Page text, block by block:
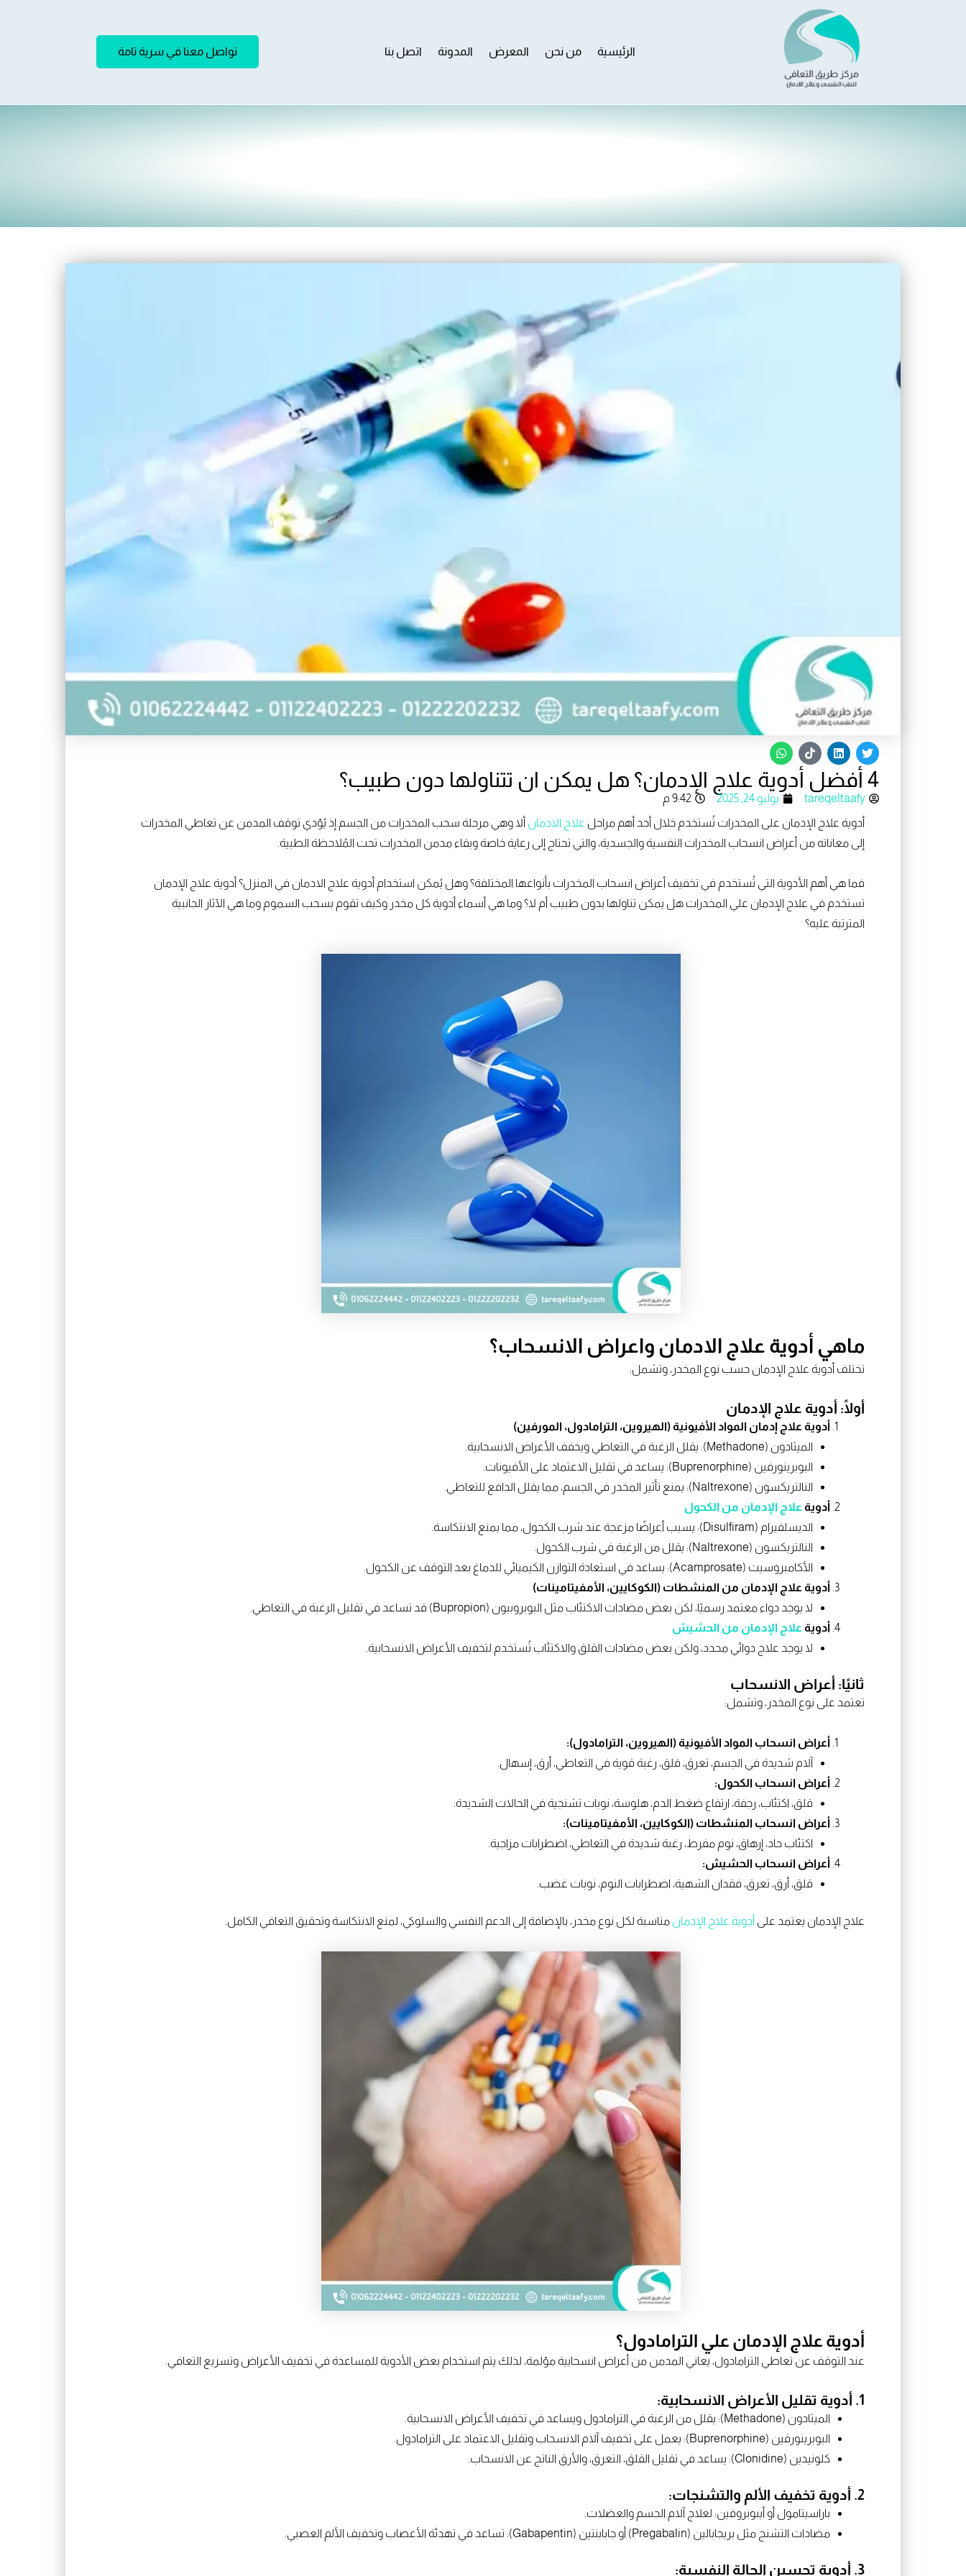
الرئيسية من نحن المعرض المدونة اتصل بنا تواصل معنا في سرية تامة
T
w
i
t
e
L
i
n
k
e
d
n
T
i
k
o
k
W
h
a
t
s
a
p
4 أفضل أدوية علاج الإدمان؟ هل يمكن ان تتناولها دون طبيب؟
tareqeltaafy يوليو 24, 2025
9:42 م
أدوية علاج الإدمان على المخدرات تُستخدم خلال أحد أهم مراحل علاج الادمان ألا وهي مرحلة سحب المخدرات من الجسم.إذ يُؤدي توقف المدمن عن تعاطي المخدرات
إلى معاناته من أعراض انسحاب المخدرات النفسية والجسدية، والتي تحتاج إلى رعاية خاصة وبقاء مدمن المخدرات تحت المُلاحظة الطبية.
فما هي أهم الأدوية التي تُستخدم في تخفيف أعراض انسحاب المخدرات بأنواعها المختلفة؟ وهل يُمكن استخدام أدوية علاج الادمان في المنزل؟ أدوية علاج الإدمان
تستخدم في علاج الإدمان علي المخدرات هل يمكن تناولها بدون طبيب أم لا؟ وما هي أسماء أدوية كل مخدر وكيف تقوم بسحب السموم وما هي الآثار الجانبية
المترتبة عليه؟
ماهي أدوية علاج الادمان واعراض الانسحاب؟
تختلف أدوية علاج الإدمان حسب نوع المخدر، وتشمل:
أولًا: أدوية علاج الإدمان
أدوية علاج إدمان المواد الأفيونية (الهيروين، الترامادول، المورفين)
الميثادون (Methadone): يقلل الرغبة في التعاطي ويخفف الأعراض الانسحابية.
البوبرينورفين (Buprenorphine): يساعد في تقليل الاعتماد على الأفيونات.
النالتريكسون (Naltrexone): يمنع تأثير المخدر في الجسم، مما يقلل الدافع للتعاطي.
أدويةعلاج الإدمان من الكحول
الديسلفيرام (Disulfiram): يسبب أعراضًا مزعجة عند شرب الكحول، مما يمنع الانتكاسة.
النالتريكسون (Naltrexone): يقلل من الرغبة في شرب الكحول.
الأكامبروسيت (Acamprosate): يساعد في استعادة التوازن الكيميائي للدماغ بعد التوقف عن الكحول.
أدوية علاج الإدمان من المنشطات (الكوكايين، الأمفيتامينات)
لا يوجد دواء معتمد رسميًا، لكن بعض مضادات الاكتئاب مثل البوبروبيون (Bupropion) قد تساعد في تقليل الرغبة في التعاطي.
أدويةعلاج الإدمان من الحشيش
لا يوجد علاج دوائي محدد، ولكن بعض مضادات القلق والاكتئاب تُستخدم لتخفيف الأعراض الانسحابية.
ثانيًا: أعراض الانسحاب
تعتمد على نوع المخدر، وتشمل:
أعراض انسحاب المواد الأفيونية (الهيروين، الترامادول):
آلام شديدة في الجسم، تعرق، قلق، رغبة قوية في التعاطي، أرق، إسهال.
أعراض انسحاب الكحول:
قلق، اكتئاب، رجفة، ارتفاع ضغط الدم، هلوسة، نوبات تشنجية في الحالات الشديدة.
أعراض انسحاب المنشطات (الكوكايين، الأمفيتامينات):
اكتئاب حاد، إرهاق، نوم مفرط، رغبة شديدة في التعاطي، اضطرابات مزاجية.
أعراض انسحاب الحشيش:
قلق، أرق، تعرق، فقدان الشهية، اضطرابات النوم، نوبات غضب.
علاج الإدمان يعتمد على أدوية علاج الإدمان مناسبة لكل نوع مخدر، بالإضافة إلى الدعم النفسي والسلوكي، لمنع الانتكاسة وتحقيق التعافي الكامل.
أدوية علاج الإدمان علي الترامادول؟
عند التوقف عن تعاطي الترامادول، يعاني المدمن من أعراض انسحابية مؤلمة، لذلك يتم استخدام بعض الأدوية للمساعدة في تخفيف الأعراض وتسريع التعافي.
1. أدوية تقليل الأعراض الانسحابية:
الميثادون (Methadone): يقلل من الرغبة في الترامادول ويساعد في تخفيف الأعراض الانسحابية.
البوبرينورفين (Buprenorphine): يعمل على تخفيف آلام الانسحاب وتقليل الاعتماد على الترامادول.
كلونيدين (Clonidine): يساعد في تقليل القلق، التعرق، والأرق الناتج عن الانسحاب.
2. أدوية تخفيف الألم والتشنجات:
باراسيتامول أو أيبوبروفين: لعلاج آلام الجسم والعضلات.
مضادات التشنج مثل بريجابالين (Pregabalin) أو جابابنتين (Gabapentin): تساعد في تهدئة الأعصاب وتخفيف الألم العصبي.
3. أدوية تحسين الحالة النفسية: